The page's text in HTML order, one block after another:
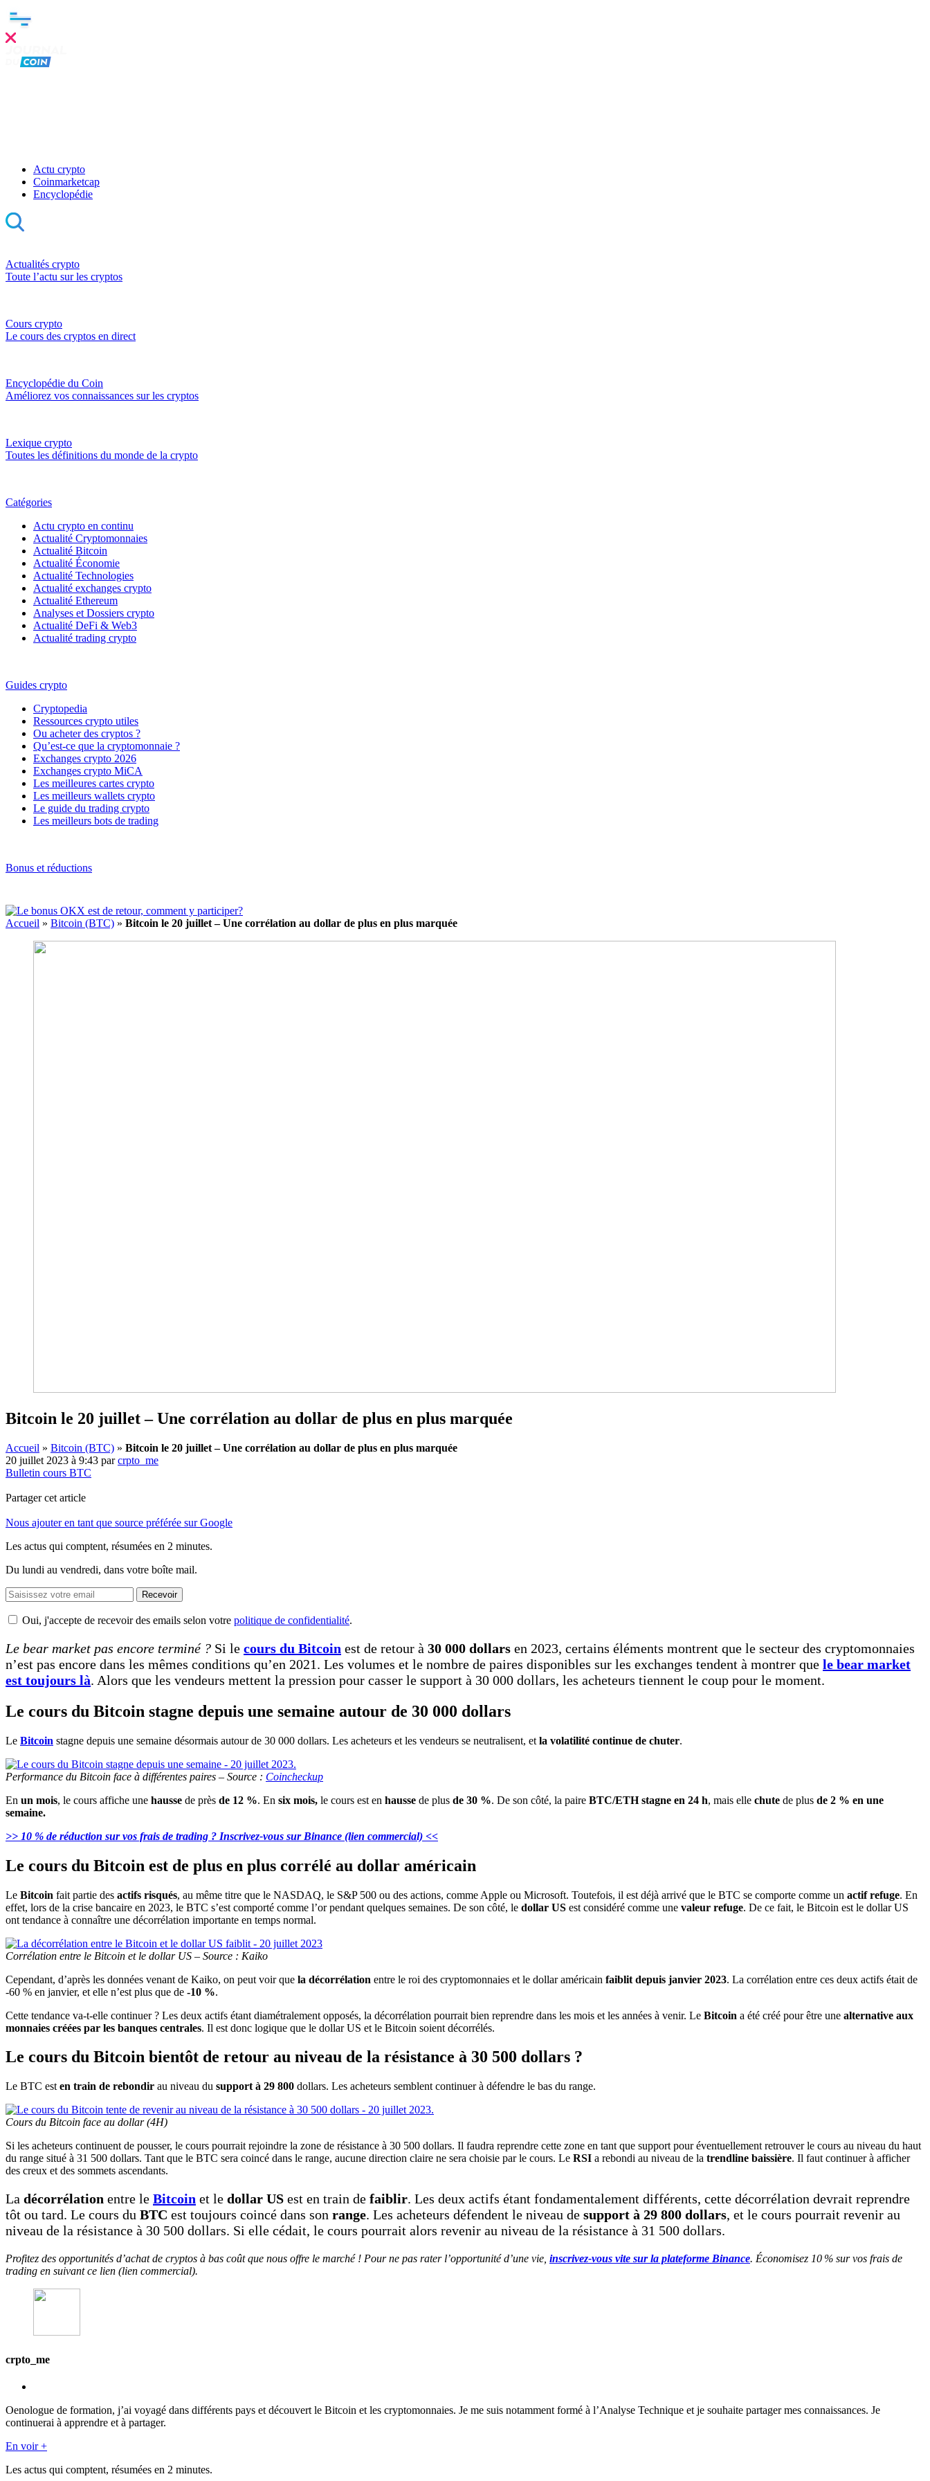
Actu crypto
Coinmarketcap
Encyclopédie
Actualités crypto
Toute l’actu sur les cryptos
Cours crypto
Le cours des cryptos en direct
Encyclopédie du Coin
Améliorez vos connaissances sur les cryptos
Lexique crypto
Toutes les définitions du monde de la crypto
Catégories
Actu crypto en continu
Actualité Cryptomonnaies
Actualité Bitcoin
Actualité Économie
Actualité Technologies
Actualité exchanges crypto
Actualité Ethereum
Analyses et Dossiers crypto
Actualité DeFi & Web3
Actualité trading crypto
Guides crypto
Cryptopedia
Ressources crypto utiles
Ou acheter des cryptos ?
Qu’est-ce que la cryptomonnaie ?
Exchanges crypto 2026
Exchanges crypto MiCA
Les meilleures cartes crypto
Les meilleurs wallets crypto
Le guide du trading crypto
Les meilleurs bots de trading
Bonus et réductions
Accueil » Bitcoin (BTC) » Bitcoin le 20 juillet – Une corrélation au dollar de plus en plus marquée
Bitcoin le 20 juillet – Une corrélation au dollar de plus en plus marquée
Accueil » Bitcoin (BTC) » Bitcoin le 20 juillet – Une corrélation au dollar de plus en plus marquée
20 juillet 2023 à 9:43 parcrpto_me
Bulletin cours BTC
Partager cet article
Nous ajouter en tant que source préférée sur Google
Les actus qui comptent, résumées en 2 minutes.
Du lundi au vendredi, dans votre boîte mail.
Recevoir
Oui, j'accepte de recevoir des emails selon votre politique de confidentialité.
Le bear market pas encore terminé ? Si le cours du Bitcoin est de retour à 30 000 dollars en 2023, certains éléments montrent que le secteur des cryptomonnaies
n’est pas encore dans les mêmes conditions qu’en 2021. Les volumes et le nombre de paires disponibles sur les exchanges tendent à montrer que le bear market
est toujours là. Alors que les vendeurs mettent la pression pour casser le support à 30 000 dollars, les acheteurs tiennent le coup pour le moment.
Le cours du Bitcoin stagne depuis une semaine autour de 30 000 dollars
Le Bitcoin stagne depuis une semaine désormais autour de 30 000 dollars. Les acheteurs et les vendeurs se neutralisent, et la volatilité continue de chuter.
Performance du Bitcoin face à différentes paires – Source : Coincheckup
En un mois, le cours affiche une hausse de près de 12 %. En six mois, le cours est en hausse de plus de 30 %. De son côté, la paire BTC/ETH stagne en 24 h, mais elle chute de plus de 2 % en une
semaine.
>> 10 % de réduction sur vos frais de trading ? Inscrivez-vous sur Binance (lien commercial) <<
Le cours du Bitcoin est de plus en plus corrélé au dollar américain
Le Bitcoin fait partie des actifs risqués, au même titre que le NASDAQ, le S&P 500 ou des actions, comme Apple ou Microsoft. Toutefois, il est déjà arrivé que le BTC se comporte comme un actif refuge. En
effet, lors de la crise bancaire en 2023, le BTC s’est comporté comme l’or pendant quelques semaines. De son côté, le dollar US est considéré comme une valeur refuge. De ce fait, le Bitcoin est le dollar US
ont tendance à connaître une décorrélation importante en temps normal.
Corrélation entre le Bitcoin et le dollar US – Source : Kaiko
Cependant, d’après les données venant de Kaiko, on peut voir que la décorrélation entre le roi des cryptomonnaies et le dollar américain faiblit depuis janvier 2023. La corrélation entre ces deux actifs était de
-60 % en janvier, et elle n’est plus que de -10 %.
Cette tendance va-t-elle continuer ? Les deux actifs étant diamétralement opposés, la décorrélation pourrait bien reprendre dans les mois et les années à venir. Le Bitcoin a été créé pour être une alternative aux
monnaies créées par les banques centrales. Il est donc logique que le dollar US et le Bitcoin soient décorrélés.
Le cours du Bitcoin bientôt de retour au niveau de la résistance à 30 500 dollars ?
Le BTC est en train de rebondir au niveau du support à 29 800 dollars. Les acheteurs semblent continuer à défendre le bas du range.
Cours du Bitcoin face au dollar (4H)
Si les acheteurs continuent de pousser, le cours pourrait rejoindre la zone de résistance à 30 500 dollars. Il faudra reprendre cette zone en tant que support pour éventuellement retrouver le cours au niveau du haut
du range situé à 31 500 dollars. Tant que le BTC sera coincé dans le range, aucune direction claire ne sera choisie par le cours. Le RSI a rebondi au niveau de la trendline baissière. Il faut continuer à afficher
des creux et des sommets ascendants.
La décorrélation entre le Bitcoin et le dollar US est en train de faiblir. Les deux actifs étant fondamentalement différents, cette décorrélation devrait reprendre
tôt ou tard. Le cours du BTC est toujours coincé dans son range. Les acheteurs défendent le niveau de support à 29 800 dollars, et le cours pourrait revenir au
niveau de la résistance à 30 500 dollars. Si elle cédait, le cours pourrait alors revenir au niveau de la résistance à 31 500 dollars.
Profitez des opportunités d’achat de cryptos à bas coût que nous offre le marché ! Pour ne pas rater l’opportunité d’une vie, inscrivez-vous vite sur la plateforme Binance. Économisez 10 % sur vos frais de
trading en suivant ce lien (lien commercial).
crpto_me
Oenologue de formation, j’ai voyagé dans différents pays et découvert le Bitcoin et les cryptomonnaies. Je me suis notamment formé à l’Analyse Technique et je souhaite partager mes connaissances. Je
continuerai à apprendre et à partager.
En voir +
Les actus qui comptent, résumées en 2 minutes.